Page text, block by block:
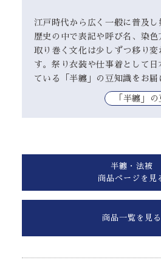
江戸時代から広く一般に普及し
歴史の中で表記や呼び名、染色
取り巻く文化は少しずつ移り変
す。祭り衣装や仕事着として
ている「半纏」の豆知識をお届
｢半纏」
商品一覧を見る
半纏・法被
商品ページを見